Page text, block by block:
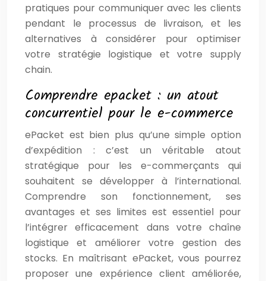
pratiques pour communiquer avec les clients
pendant le processus de livraison, et les
alternatives à considérer pour optimiser
votre stratégie logistique et votre supply
chain.
Comprendre epacket : un atout
concurrentiel pour le e-commerce
ePacket est bien plus qu’une simple option
d’expédition : c’est un véritable atout
stratégique pour les e-commerçants qui
souhaitent se développer à l’international.
Comprendre son fonctionnement, ses
avantages et ses limites est essentiel pour
l’intégrer efficacement dans votre chaîne
logistique et améliorer votre gestion des
stocks. En maîtrisant ePacket, vous pourrez
proposer une expérience client améliorée,